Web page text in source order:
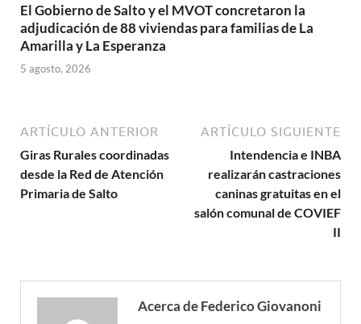
El Gobierno de Salto y el MVOT concretaron la
adjudicación de 88 viviendas para familias de La
Amarilla y La Esperanza
5 agosto, 2026
ARTÍCULO ANTERIOR
Giras Rurales coordinadas
desde la Red de Atención
Primaria de Salto
ARTÍCULO SIGUIENTE
Intendencia e INBA
realizarán castraciones
caninas gratuitas en el
salón comunal de COVIEF
II
Acerca de Federico Giovanoni